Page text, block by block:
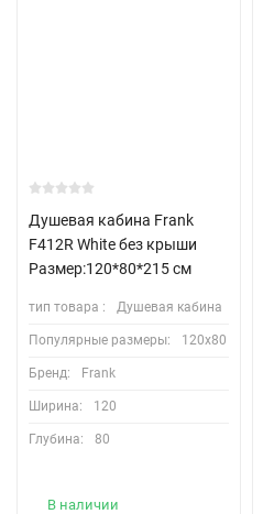
Душевая кабина Frank
F412R White без крыши
Размер:120*80*215 см
тип товара : Душевая кабина
Популярные размеры: 120х80
Бренд: Frank
Ширина: 120
Глубина: 80
В наличии